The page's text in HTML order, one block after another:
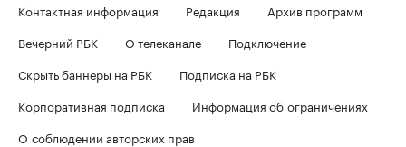
Контактная информация Редакция
Архив программ
Вечерний РБК
О телеканале
Подключение
Скрыть баннеры на РБК
Подписка на РБК
Корпоративная подписка
Информация об ограничениях
О соблюдении авторских прав